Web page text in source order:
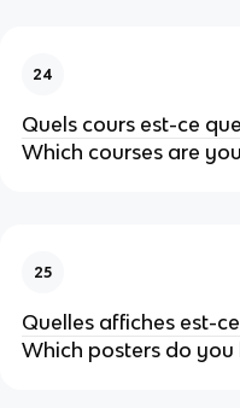
24
Quels cours est-ce
Which courses are
25
Quelles affiches est-
Which posters do you